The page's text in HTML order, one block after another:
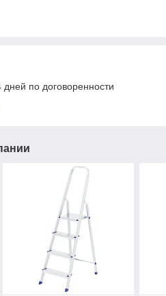
дней по договоренности